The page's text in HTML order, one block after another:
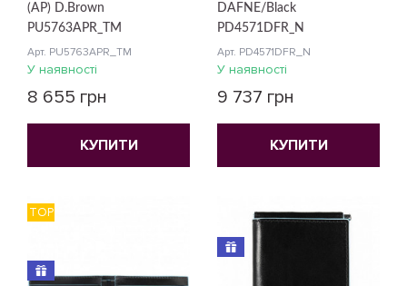
(AP) D.Brown
PU5763APR_TM
Арт. PU5763APR_TM
У наявності
8 655 грн
КУПИТИ
DAFNE/Black
PD4571DFR_N
Арт. PD4571DFR_N
У наявності
9 737 грн
КУПИТИ
TOP